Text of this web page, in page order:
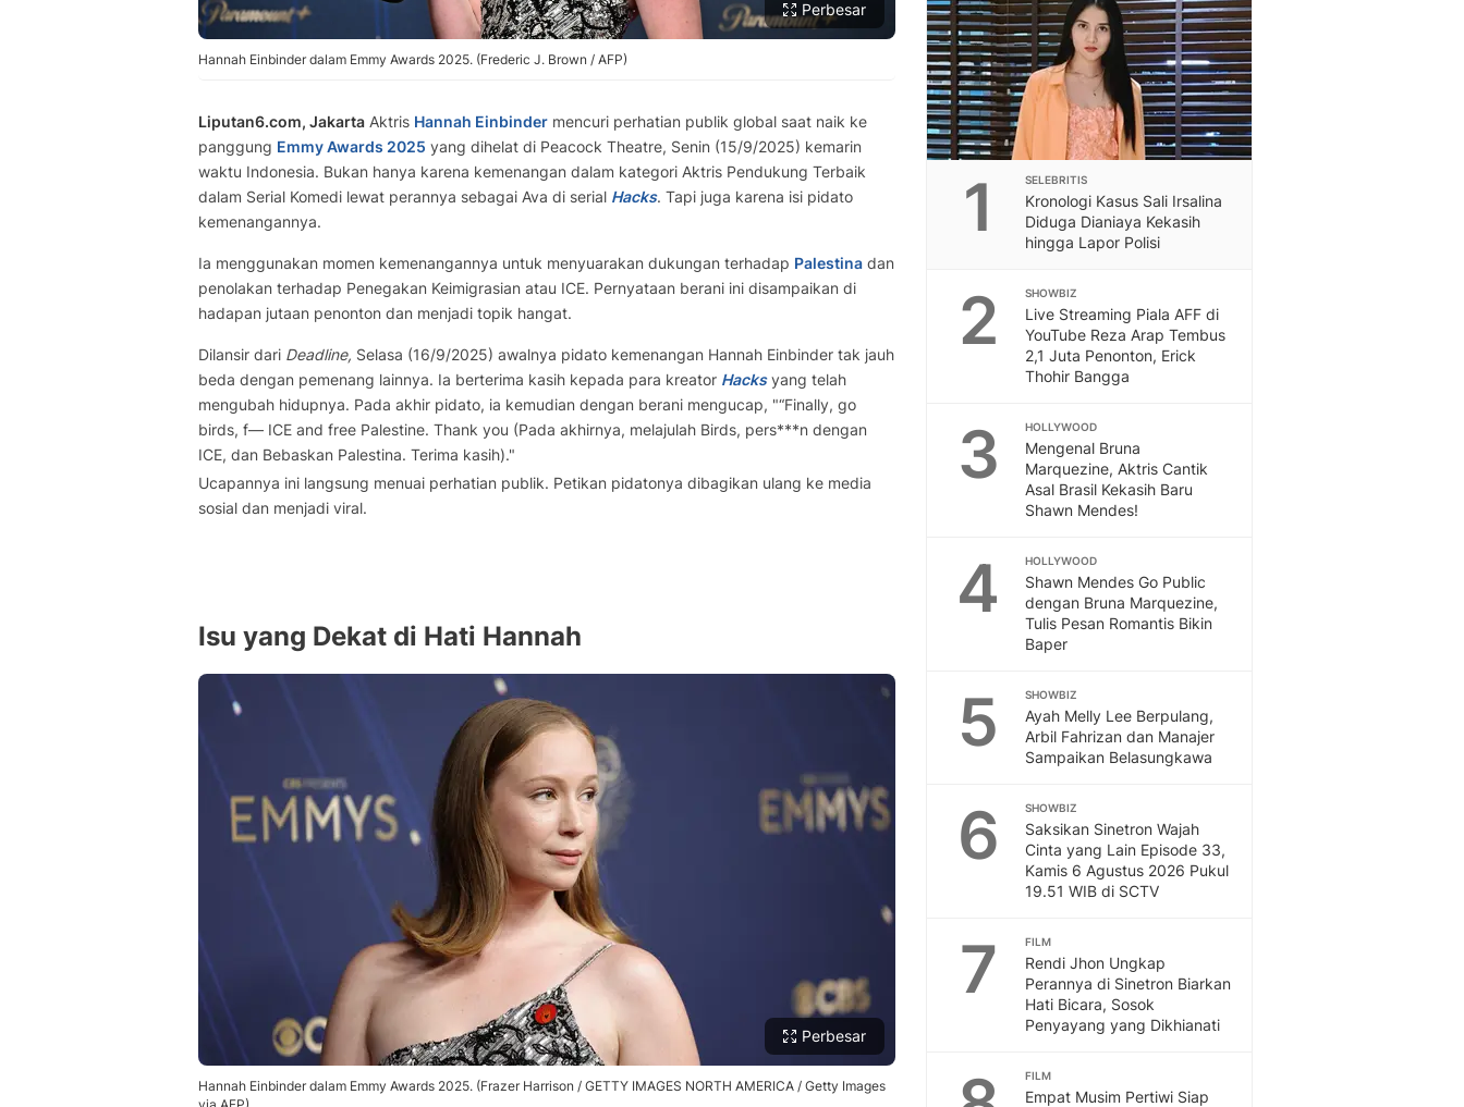
Perbesar
Hannah Einbinder dalam Emmy Awards 2025. (Frederic J. Brown / AFP)
Liputan6.com, Jakarta Aktris Hannah Einbinder mencuri perhatian publik global saat naik ke
panggung Emmy Awards 2025 yang dihelat di Peacock Theatre, Senin (15/9/2025) kemarin
waktu Indonesia. Bukan hanya karena kemenangan dalam kategori Aktris Pendukung Terbaik
dalam Serial Komedi lewat perannya sebagai Ava di serial Hacks. Tapi juga karena isi pidato
kemenangannya.
Ia menggunakan momen kemenangannya untuk menyuarakan dukungan terhadap Palestina dan
penolakan terhadap Penegakan Keimigrasian atau ICE. Pernyataan berani ini disampaikan di
hadapan jutaan penonton dan menjadi topik hangat.
Dilansir dari Deadline, Selasa (16/9/2025) awalnya pidato kemenangan Hannah Einbinder tak jauh
beda dengan pemenang lainnya. Ia berterima kasih kepada para kreator Hacksyang telah
mengubah hidupnya. Pada akhir pidato, ia kemudian dengan berani mengucap, "“Finally, go
birds, f— ICE and free Palestine. Thank you (Pada akhirnya, melajulah Birds, pers***n dengan
ICE, dan Bebaskan Palestina. Terima kasih)."
Ucapannya ini langsung menuai perhatian publik. Petikan pidatonya dibagikan ulang ke media
sosial dan menjadi viral.
Isu yang Dekat di Hati Hannah
Perbesar
Hannah Einbinder dalam Emmy Awards 2025. (Frazer Harrison / GETTY IMAGES NORTH AMERICA / Getty Images
1 SELEBRITIS
Kronologi Kasus Sali Irsalina
Diduga Dianiaya Kekasih
hingga Lapor Polisi
2 SHOWBIZ
Live Streaming Piala AFF di
YouTube Reza Arap Tembus
2,1 Juta Penonton, Erick
Thohir Bangga
3 HOLLYWOOD
Mengenal Bruna
Marquezine, Aktris Cantik
Asal Brasil Kekasih Baru
Shawn Mendes!
4 HOLLYWOOD
Shawn Mendes Go Public
dengan Bruna Marquezine,
Tulis Pesan Romantis Bikin
Baper
5 SHOWBIZ
Ayah Melly Lee Berpulang,
Arbil Fahrizan dan Manajer
Sampaikan Belasungkawa
6 SHOWBIZ
Saksikan Sinetron Wajah
Cinta yang Lain Episode 33,
Kamis 6 Agustus 2026 Pukul
19.51 WIB di SCTV
7 FILM
Rendi Jhon Ungkap
Perannya di Sinetron Biarkan
Hati Bicara, Sosok
Penyayang yang Dikhianati
FILM
Empat Musim Pertiwi Siap